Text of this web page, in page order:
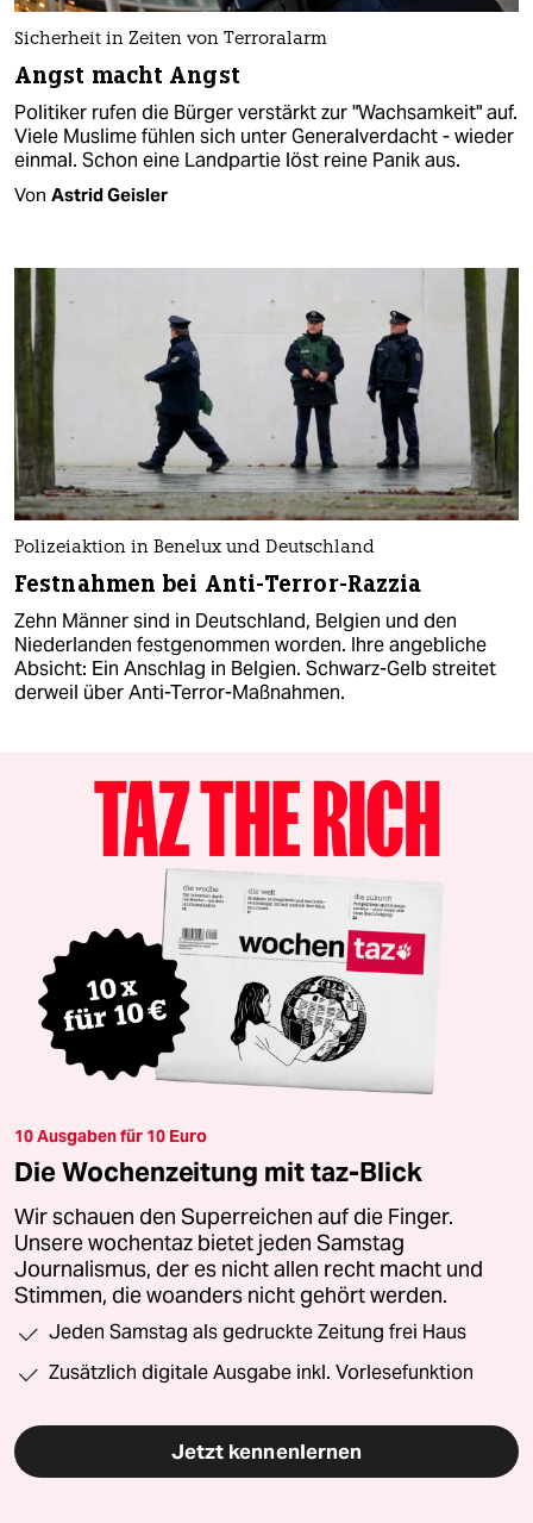
Sicherheit in Zeiten von Terroralarm
Angst macht Angst
Politiker rufen die Bürger verstärkt zur "Wachsamkeit" auf.
Viele Muslime fühlen sich unter Generalverdacht - wieder
einmal. Schon eine Landpartie löst reine Panik aus.
Von Astrid Geisler
Polizeiaktion in Benelux und Deutschland
Festnahmen bei Anti-Terror-Razzia
Zehn Männer sind in Deutschland, Belgien und den
Niederlanden festgenommen worden. Ihre angebliche
Absicht: Ein Anschlag in Belgien. Schwarz-Gelb streitet
derweil über Anti-Terror-Maßnahmen.
10 Ausgaben für 10 Euro
Die Wochenzeitung mit taz-Blick
Wir schauen den Superreichen auf die Finger.
Unsere wochentaz bietet jeden Samstag
Journalismus, der es nicht allen recht macht und
Stimmen, die woanders nicht gehört werden.
Jeden Samstag als gedruckte Zeitung frei Haus
Zusätzlich digitale Ausgabe inkl. Vorlesefunktion
Jetzt kennenlernen